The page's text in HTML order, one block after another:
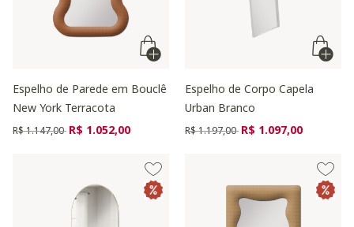
Espelho de Parede em Bouclê
New York Terracota
Preço reduzido de
R$ 1.147,00 para
R$ 1.052,00
Espelho de Corpo Capela
Urban Branco
Preço reduzido de
R$ 1.197,00 para
R$ 1.097,00